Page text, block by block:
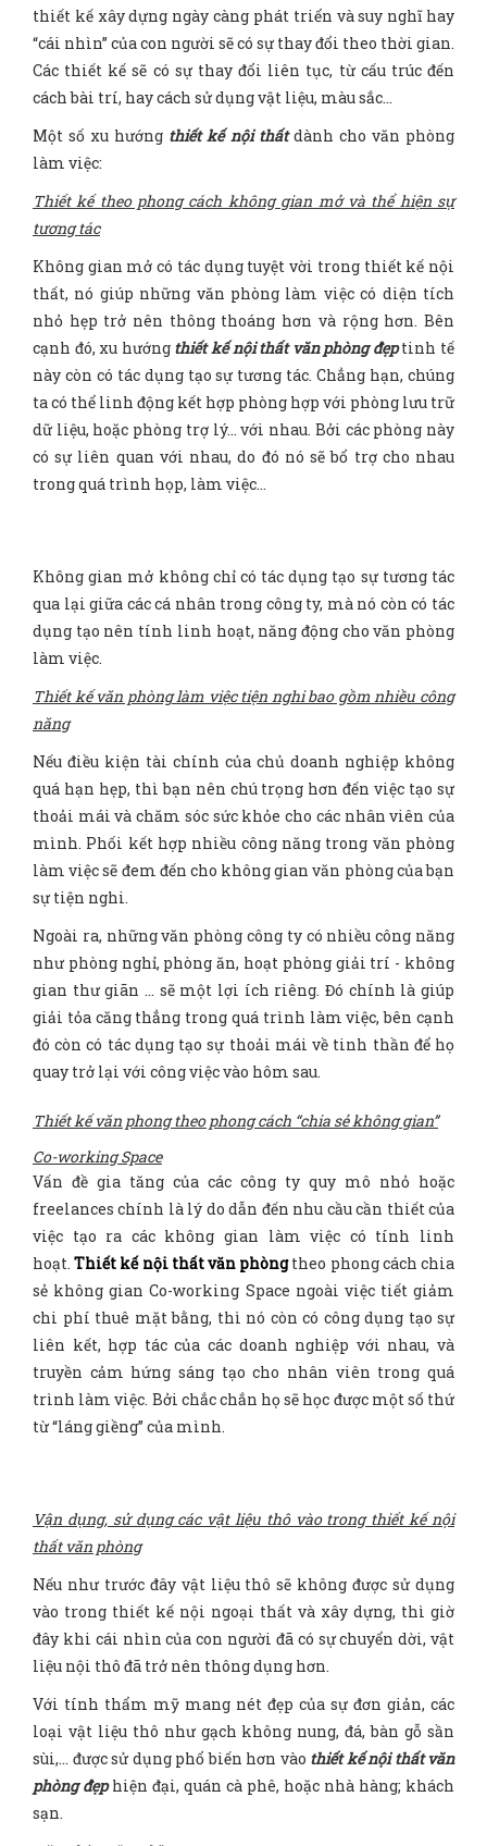
thiết kế xây dựng ngày càng phát triển và suy nghĩ hay
“cái nhìn” của con người sẽ có sự thay đổi theo thời gian.
Các thiết kế sẽ có sự thay đổi liên tục, từ cấu trúc đến
cách bài trí, hay cách sử dụng vật liệu, màu sắc…
Một số xu hướng thiết kế nội thấtdành cho văn phòng
làm việc:
Thiết kế theo phong cách không gian mở và thể hiện sự
tương tác
Không gian mở có tác dụng tuyệt vời trong thiết kế nội
thất, nó giúp những văn phòng làm việc có diện tích
nhỏ hẹp trở nên thông thoáng hơn và rộng hơn. Bên
cạnh đó, xu hướng thiết kế nội thất văn phòng đẹptinh tế
này còn có tác dụng tạo sự tương tác. Chẳng hạn, chúng
ta có thể linh động kết hợp phòng hợp với phòng lưu trữ
dữ liệu, hoặc phòng trợ lý… với nhau. Bởi các phòng này
có sự liên quan với nhau, do đó nó sẽ bổ trợ cho nhau
trong quá trình họp, làm việc…
Không gian mở không chỉ có tác dụng tạo sự tương tác
qua lại giữa các cá nhân trong công ty, mà nó còn có tác
dụng tạo nên tính linh hoạt, năng động cho văn phòng
làm việc.
Thiết kế văn phòng làm việc tiện nghi bao gồm nhiều công
năng
Nếu điều kiện tài chính của chủ doanh nghiệp không
quá hạn hẹp, thì bạn nên chú trọng hơn đến việc tạo sự
thoải mái và chăm sóc sức khỏe cho các nhân viên của
mình. Phối kết hợp nhiều công năng trong văn phòng
làm việc sẽ đem đến cho không gian văn phòng của bạn
sự tiện nghi.
Ngoài ra, những văn phòng công ty có nhiều công năng
như phòng nghỉ, phòng ăn, hoạt phòng giải trí - không
gian thư giãn … sẽ một lợi ích riêng. Đó chính là giúp
giải tỏa căng thẳng trong quá trình làm việc, bên cạnh
đó còn có tác dụng tạo sự thoải mái về tinh thần để họ
quay trở lại với công việc vào hôm sau.
Thiết kế văn phong theo phong cách “chia sẻ không gian”
Co-working Space
Vấn đề gia tăng của các công ty quy mô nhỏ hoặc
freelances chính là lý do dẫn đến nhu cầu cần thiết của
việc tạo ra các không gian làm việc có tính linh
hoạt.Thiết kế nội thất văn phòngtheo phong cách chia
sẻ không gian Co-working Space ngoài việc tiết giảm
chi phí thuê mặt bằng, thì nó còn có công dụng tạo sự
liên kết, hợp tác của các doanh nghiệp với nhau, và
truyền cảm hứng sáng tạo cho nhân viên trong quá
trình làm việc. Bởi chắc chắn họ sẽ học được một số thứ
từ “láng giềng” của mình.
Vận dụng, sử dụng các vật liệu thô vào trong thiết kế nội
thất văn phòng
Nếu như trước đây vật liệu thô sẽ không được sử dụng
vào trong thiết kế nội ngoại thất và xây dựng, thì giờ
đây khi cái nhìn của con người đã có sự chuyển dời, vật
liệu nội thô đã trở nên thông dụng hơn.
Với tính thẩm mỹ mang nét đẹp của sự đơn giản, các
loại vật liệu thô như gạch không nung, đá, bàn gỗ sần
sùi,… được sử dụng phổ biến hơn vào thiết kế nội thất văn
phòng đẹphiện đại, quán cà phê, hoặc nhà hàng; khách
sạn.